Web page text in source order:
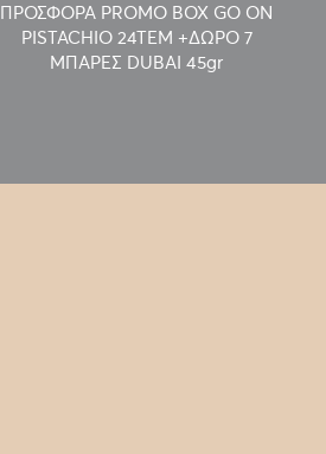
ΠΡΟΣΦΟΡΑ PROMO BOX GO ON
PISTACHIO 24TEM +ΔΩΡΟ 7
ΜΠΑΡΕΣ DUBAI 45gr